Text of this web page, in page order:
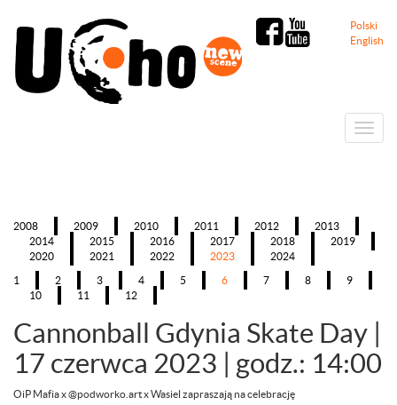
Polski
English
Menu
2008 2009 2010 2011 2012
2013
2014
2015 2016 2017 2018
2019
2020
2021 2022 2023 2024
1 2 3 4 5 6 7 8
9
10
11 12
Cannonball Gdynia Skate Day
17 czerwca 2023 | godz.: 14:00
OiP Mafia x @podworko.art x Wasiel zapraszają na celebrację